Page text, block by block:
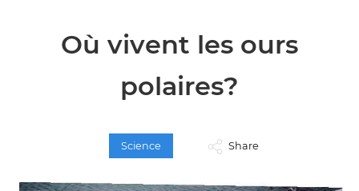
Où vivent les ours
polaires?
Science Share